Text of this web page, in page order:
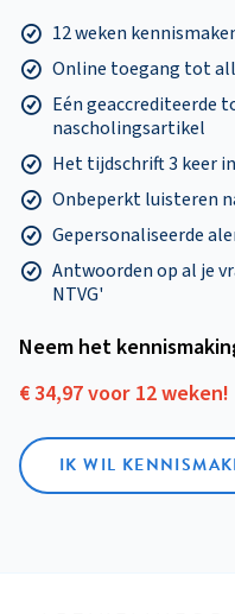
12 weken
Online toegang tot
Eén geaccrediteerde
nascholingsartikel
Het tijdschrift 3 keer
Onbeperkt luisteren
Gepersonaliseerde
Antwoorden op al je
NTVG'
Neem het
€ 34,97 voor 12 weken!
IK WIL